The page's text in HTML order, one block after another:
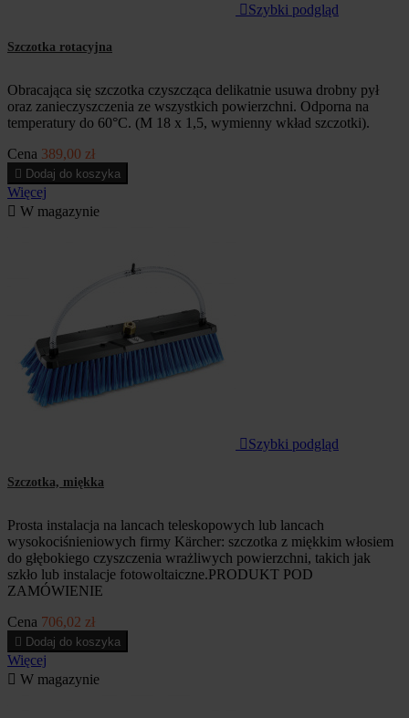
 Szybki podgląd
Szczotka rotacyjna
Obracająca się szczotka czyszcząca delikatnie usuwa drobny pył
oraz zanieczyszczenia ze wszystkich powierzchni. Odporna na
temperatury do 60°C. (M 18 x 1,5, wymienny wkład szczotki).
Cena 389,00 zł
 Dodaj do koszyka
Więcej
 W magazynie
 Szybki podgląd
Szczotka, miękka
Prosta instalacja na lancach teleskopowych lub lancach
wysokociśnieniowych firmy Kärcher: szczotka z miękkim włosiem
do głębokiego czyszczenia wrażliwych powierzchni, takich jak
szkło lub instalacje fotowoltaiczne.PRODUKT POD
ZAMÓWIENIE
Cena 706,02 zł
 Dodaj do koszyka
Więcej
 W magazynie